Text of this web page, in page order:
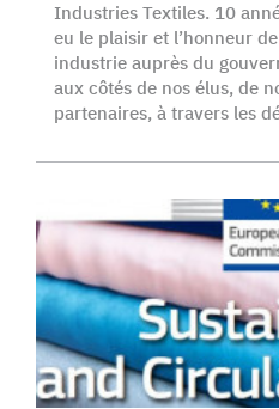
Industries Textiles. 10
eu le plaisir et l’honneur
industrie auprès du
aux côtés de nos élus, de
partenaires, à travers les